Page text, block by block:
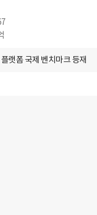
랫폼 국제 벤치마크 등재